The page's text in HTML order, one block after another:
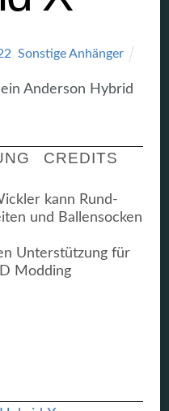
Sonstige Anhänger
Anderson Hybrid
CREDITS
kann Rund-
und Ballensocken
Unterstützung für
Modding